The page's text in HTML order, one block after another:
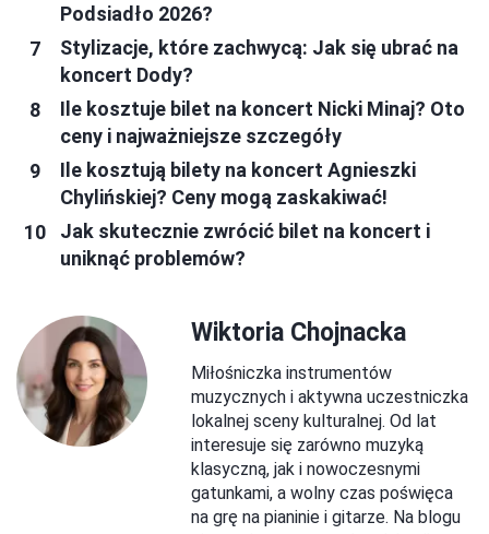
Podsiadło 2026?
Stylizacje, które zachwycą: Jak się ubrać na
koncert Dody?
Ile kosztuje bilet na koncert Nicki Minaj? Oto
ceny i najważniejsze szczegóły
Ile kosztują bilety na koncert Agnieszki
Chylińskiej? Ceny mogą zaskakiwać!
Jak skutecznie zwrócić bilet na koncert i
uniknąć problemów?
Wiktoria Chojnacka
Miłośniczka instrumentów
muzycznych i aktywna uczestniczka
lokalnej sceny kulturalnej. Od lat
interesuje się zarówno muzyką
klasyczną, jak i nowoczesnymi
gatunkami, a wolny czas poświęca
na grę na pianinie i gitarze. Na blogu